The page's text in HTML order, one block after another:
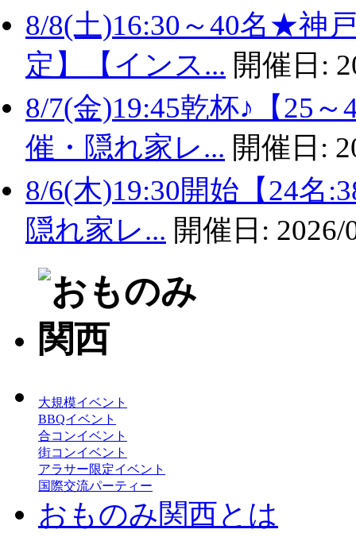
8/8(土)16:30～40名★神
定】【インス... 開催日:
8/7(金)19:45乾杯♪【25
催・隠れ家レ... 開催日:
8/6(木)19:30開始【24名
隠れ家レ... 開催日: 2026/
大規模イベント
BBQイベント
合コンイベント
街コンイベント
アラサー限定イベント
国際交流パーティー
おものみ関西とは